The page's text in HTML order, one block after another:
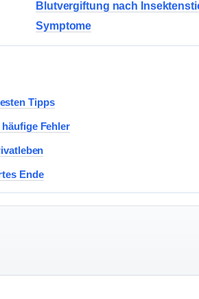
Blutvergiftung nach
Symptome
Tipps
Fehler
Ende